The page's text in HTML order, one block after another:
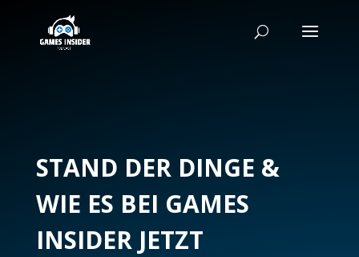
STAND DER DINGE &
WIE ES BEI GAMES
INSIDER JETZT